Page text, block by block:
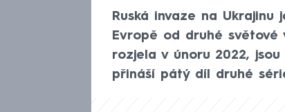
Ruská invaze na Ukrajinu
Evropě od druhé světové
rozjela v únoru 2022,
přináší pátý díl druhé